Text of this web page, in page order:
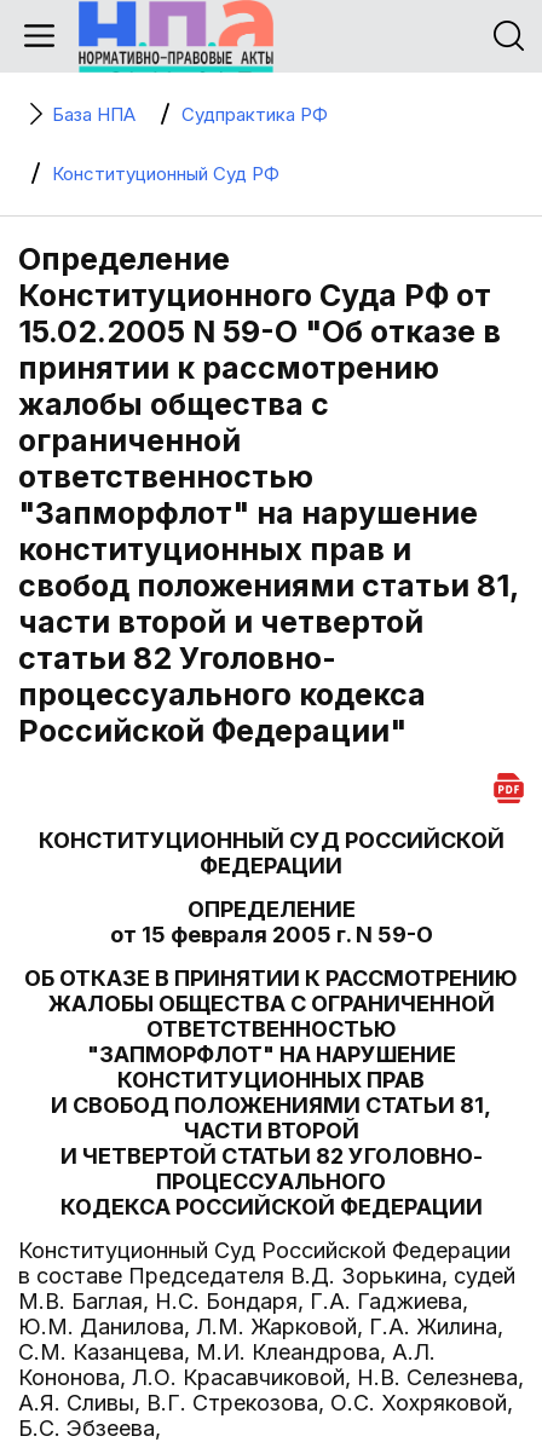
База НПА Судпрактика РФ
Конституционный Суд РФ
Определение
Конституционного Суда РФ от
15.02.2005 N 59-О "Об отказе в
принятии к рассмотрению
жалобы общества с
ограниченной
ответственностью
"Запморфлот" на нарушение
конституционных прав и
свобод положениями статьи 81,
части второй и четвертой
статьи 82 Уголовно-
процессуального кодекса
Российской Федерации"
КОНСТИТУЦИОННЫЙ СУД РОССИЙСКОЙ
ФЕДЕРАЦИИ
ОПРЕДЕЛЕНИЕ
от 15 февраля 2005 г. N 59-О
ОБ ОТКАЗЕ В ПРИНЯТИИ К РАССМОТРЕНИЮ
ЖАЛОБЫ ОБЩЕСТВА С ОГРАНИЧЕННОЙ
ОТВЕТСТВЕННОСТЬЮ
"ЗАПМОРФЛОТ" НА НАРУШЕНИЕ
КОНСТИТУЦИОННЫХ ПРАВ
И СВОБОД ПОЛОЖЕНИЯМИ СТАТЬИ 81,
ЧАСТИ ВТОРОЙ
И ЧЕТВЕРТОЙ СТАТЬИ 82 УГОЛОВНО-
ПРОЦЕССУАЛЬНОГО
КОДЕКСА РОССИЙСКОЙ ФЕДЕРАЦИИ
Конституционный Суд Российской Федерации
в составе Председателя В.Д. Зорькина, судей
М.В. Баглая, Н.С. Бондаря, Г.А. Гаджиева,
Ю.М. Данилова, Л.М. Жарковой, Г.А. Жилина,
С.М. Казанцева, М.И. Клеандрова, А.Л.
Кононова, Л.О. Красавчиковой, Н.В. Селезнева,
А.Я. Сливы, В.Г. Стрекозова, О.С. Хохряковой,
Б.С. Эбзеева,